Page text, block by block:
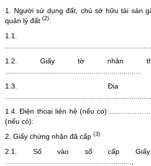
1. Người sử dụng đất, chủ sở hữu tài sản
quản lý đất (2):
1.1.
1.2. Giấy tờ nhân
1.3. Địa
1.4. Điện thoại liên hệ (nếu
(nếu có):
2. Giấy chứng nhận đã cấp (3)
2.1. Số vào sổ cấp Giấy
...............................................................;